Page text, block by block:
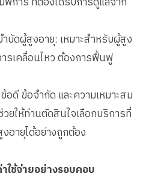
บัดผู้สูงอายุ: เหมาะสำหรับผู้สูง
รเคลื่อนไหว ต้องการฟื้นฟู
ดี ข้อจำกัด และความเหมาะสม
ยให้ท่านตัดสินใจเลือกบริการที่
อายุได้อย่างถูกต้อง
ใช้จ่ายอย่างรอบคอบ